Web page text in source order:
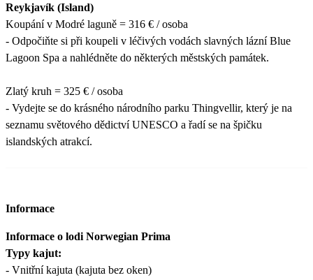
Reykjavík (Island)
Koupání v Modré laguně = 316 € / osoba
- Odpočiňte si při koupeli v léčivých vodách slavných lázní Blue
Lagoon Spa a nahlédněte do některých městských památek.
Zlatý kruh = 325 € / osoba
- Vydejte se do krásného národního parku Thingvellir, který je na
seznamu světového dědictví UNESCO a řadí se na špičku
islandských atrakcí.
Informace
Informace o lodi Norwegian Prima
Typy kajut:
- Vnitřní kajuta (kajuta bez oken)